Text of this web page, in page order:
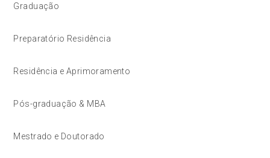
Graduação
Preparatório Residência
Residência e Aprimoramento
Pós-graduação & MBA
Mestrado e Doutorado